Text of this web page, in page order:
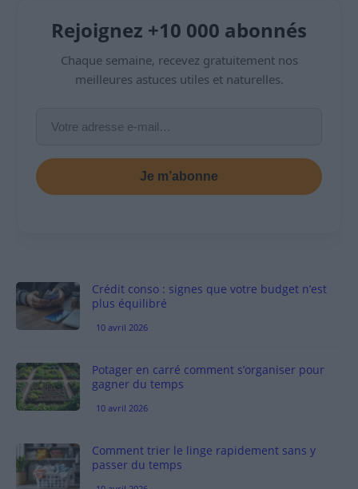
Rejoignez +10 000 abonnés
Chaque semaine, recevez gratuitement nos
meilleures astuces utiles et naturelles.
Je m’abonne
Crédit conso : signes que votre budget n’est
plus équilibré
10 avril 2026
Potager en carré comment s’organiser pour
gagner du temps
10 avril 2026
Comment trier le linge rapidement sans y
passer du temps